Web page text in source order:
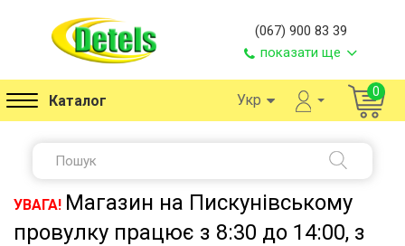
(067) 900 83 39
показати ще
Каталог Укр 0
УВАГА! Магазин на Пискунівському
провулку працює з 8:30 до 14:00, з